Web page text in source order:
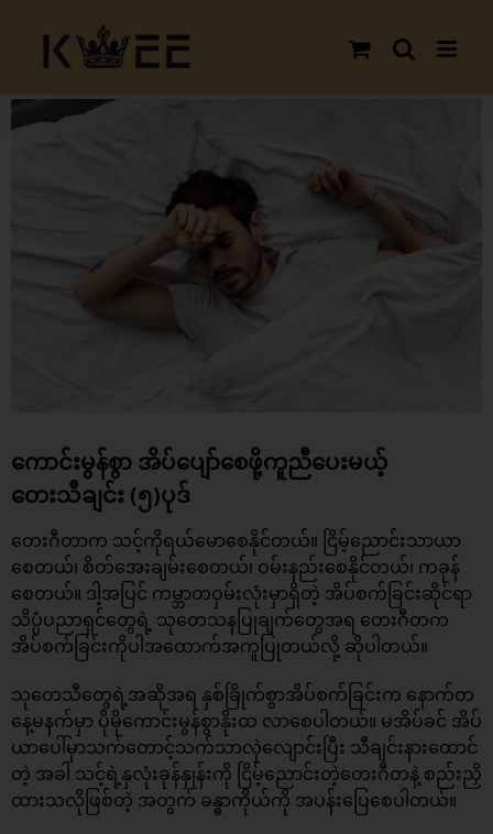
content
Larger
ကောင်းမွန်စွာ အိပ်ပျော်စေဖို့ကူညီပေးမယ့်
တေးသီချင်း (၅)ပုဒ်
တေးဂီတာက သင့်ကိုရယ်မောစေနိုင်တယ်။ ငြိမ့်ညောင်းသာယာ
စေတယ်၊ စိတ်အေးချမ်းစေတယ်၊ ဝမ်းနည်းစေနိုင်တယ်၊ ကခုန်
စေတယ်။ ဒါ့အပြင် ကမ္ဘာတဝှမ်းလုံးမှာရှိတဲ့ အိပ်စက်ခြင်းဆိုင်ရာ
သိပ္ပံပညာရှင်တွေရဲ့ သုတေသနပြုချက်တွေအရ တေးဂီတက
အိပ်စက်ခြင်းကိုပါအထောက်အကူပြုတယ်လို့ ဆိုပါတယ်။
သုတေသီတွေရဲ့အဆိုအရ နှစ်ခြိုက်စွာအိပ်စက်ခြင်းက နောက်တ
နေ့မနက်မှာ ပိုမိုကောင်းမွန်စွာနိုးထ လာစေပါတယ်။ မအိပ်ခင် အိပ်
ယာပေါ်မှာသက်တောင့်သက်သာလှဲလျောင်းပြီး သီချင်းနားထောင်
တဲ့ အခါ သင့်ရဲ့နှလုံးခုန်နှုန်းကို ငြိမ့်ညောင်းတဲ့တေးဂီတနဲ့ စည်းညှိ
ထားသလိုဖြစ်တဲ့ အတွက် ခန္ဓာကိုယ်ကို အပန်းပြေစေပါတယ်။